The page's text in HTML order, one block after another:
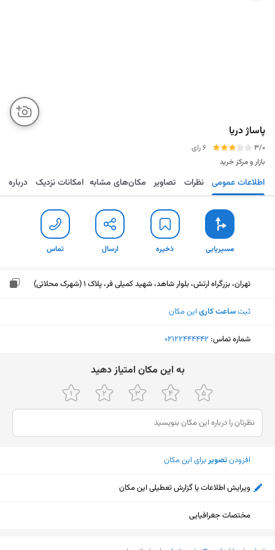
پاساژ دریا
3/0
6 رای
بازار و مرکز خرید
مسیریابی ذخیره ارسال تماس اطلاعات عمومی نظرات تصاویر مکان‌های مشابه امکانات نزدیک درباره
مسیریابی ذخیره ارسال تماس
تهران، بزرگراه ارتش، بلوار شاهد، شهید کمیلی فر، پلاک 1 (شهرک محلاتی)
ثبتساعت کاری این مکان
شماره تماس: ‎02122444442
ﺑﻪ اﯾﻦ ﻣﮑﺎن اﻣﺘﯿﺎز دﻫﯿﺪ
افزودنتصویربرای این مکان
ویرایش اطلاعات یا گزارش تعطیلی این مکان
مختصات جغرافیایی